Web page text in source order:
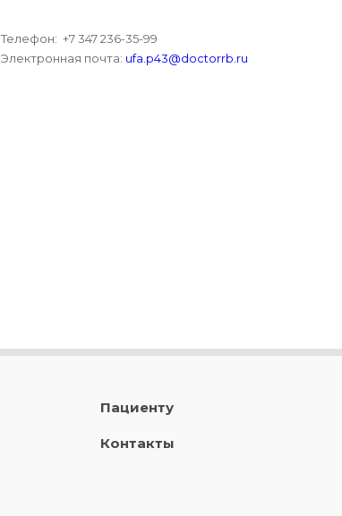
Телефон: +7 347 236-35-99
Электронная почта: ufa.p43@doctorrb.ru
Пациенту
Контакты